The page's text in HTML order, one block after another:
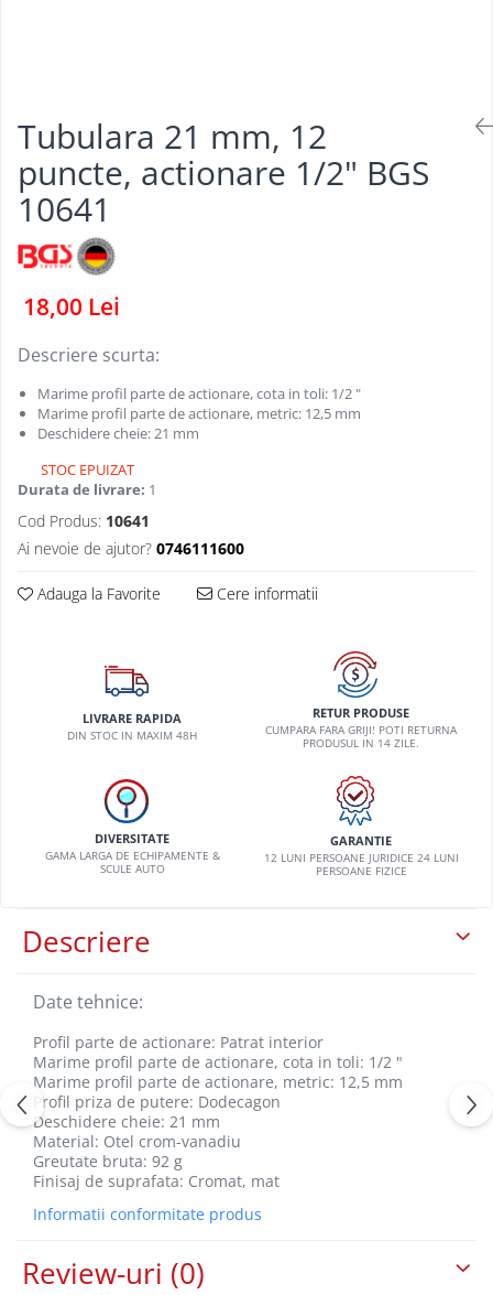
Nissan
Peugeot
Porsche
Renault
Saab
Subaru
Suzuki
Toyota
Volvo
VW
Tubulara 21 mm, 12
puncte, actionare 1/2" BGS
10641
18,00 Lei
Descriere scurta:
Marime profil parte de actionare, cota in toli: 1/2 "
Marime profil parte de actionare, metric: 12,5 mm
Deschidere cheie: 21 mm
STOC EPUIZAT
Durata de livrare: 1
Cod Produs: 10641
Ai nevoie de ajutor? 0746111600
Adauga la Favorite Cere informatii
LIVRARE RAPIDA
DIN STOC IN MAXIM 48H
RETUR PRODUSE
CUMPARA FARA GRIJI! POTI RETURNA
PRODUSUL IN 14 ZILE.
DIVERSITATE
GAMA LARGA DE ECHIPAMENTE &
SCULE AUTO
GARANTIE
12 LUNI PERSOANE JURIDICE 24 LUNI
PERSOANE FIZICE
Descriere
Date tehnice:
Profil parte de actionare: Patrat interior
Marime profil parte de actionare, cota in toli: 1/2 "
Marime profil parte de actionare, metric: 12,5 mm
Profil priza de putere: Dodecagon
Deschidere cheie: 21 mm
Material: Otel crom-vanadiu
Greutate bruta: 92 g
Finisaj de suprafata: Cromat, mat
Informatii conformitate produs
Review-uri (0)